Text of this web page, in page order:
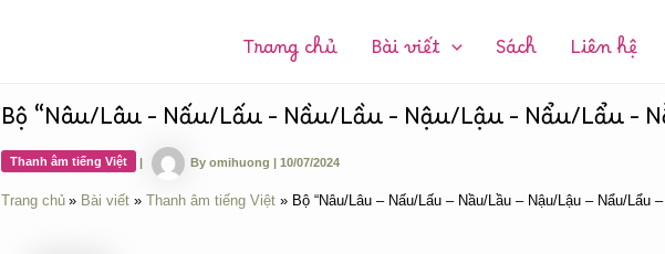
Trang chủ Bài viết Sách Liên hệ
Bộ “Nâu/Lâu – Nấu/Lấu – Nầu/Lầu – Nậu/Lậu – Nẩu/Lẩu –
Thanh âm tiếng Việt | By omihuong | 10/07/2024
Trang chủ Bài viết Thanh âm tiếng Việt Bộ “Nâu/Lâu – Nấu/Lấu – Nầu/Lầu – Nậu/Lậu – Nẩu/Lẩu –